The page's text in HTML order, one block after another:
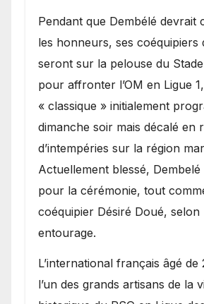
Pendant que Dembélé devrait
les honneurs, ses coéquipiers
seront sur la pelouse du
pour affronter l’OM en Ligue
« classique » initialement
dimanche soir mais décalé en
d’intempéries sur la région
Actuellement blessé,
pour la cérémonie, tout
coéquipier Désiré Doué, selon
entourage.
L’international français âgé de
l’un des grands artisans de la